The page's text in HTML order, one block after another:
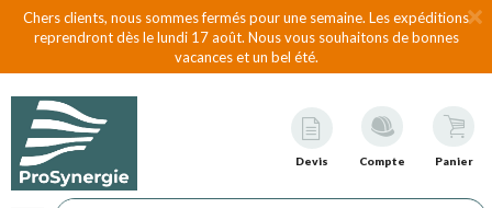
Chers clients, nous sommes fermés pour une semaine. Les expéditions
reprendront dès le lundi 17 août. Nous vous souhaitons de bonnes
vacances et un bel été.
Devis Compte Panier